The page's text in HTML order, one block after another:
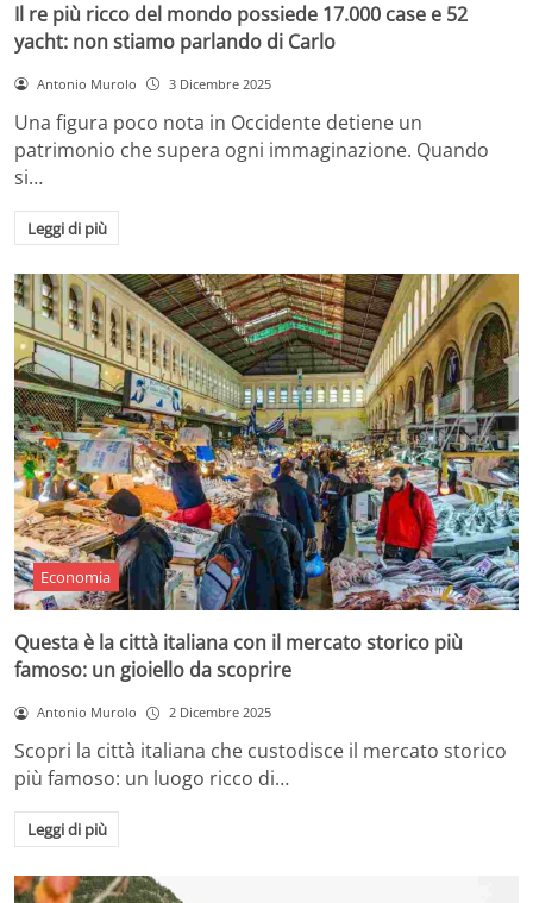
Il re più ricco del mondo possiede 17.000 case e 52
yacht: non stiamo parlando di Carlo
Antonio Murolo 3 Dicembre 2025
Una figura poco nota in Occidente detiene un
patrimonio che supera ogni immaginazione. Quando
si…
Leggi di più
Economia
Questa è la città italiana con il mercato storico più
famoso: un gioiello da scoprire
Antonio Murolo 2 Dicembre 2025
Scopri la città italiana che custodisce il mercato storico
più famoso: un luogo ricco di…
Leggi di più